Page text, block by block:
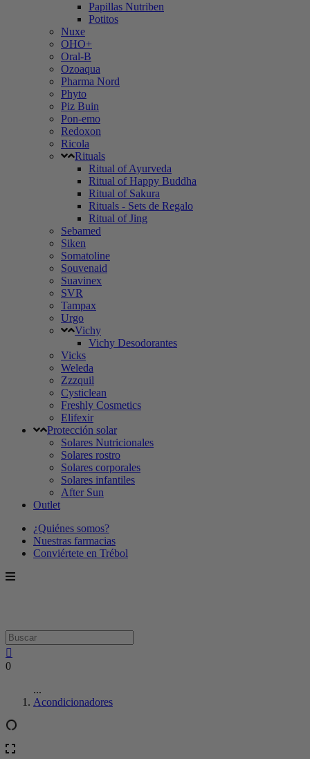
Papillas Nutriben
Potitos
Nuxe
OHO+
Oral-B
Ozoaqua
Pharma Nord
Phyto
Piz Buin
Pon-emo
Redoxon
Ricola
Rituals
Ritual of Ayurveda
Ritual of Happy Buddha
Ritual of Sakura
Rituals - Sets de Regalo
Ritual of Jing
Sebamed
Siken
Somatoline
Souvenaid
Suavinex
SVR
Tampax
Urgo
Vichy
Vichy Desodorantes
Vicks
Weleda
Zzzquil
Cysticlean
Freshly Cosmetics
Elifexir
Protección solar
Solares Nutricionales
Solares rostro
Solares corporales
Solares infantiles
After Sun
Outlet
¿Quiénes somos?
Nuestras farmacias
Conviértete en Trébol
0
...
Acondicionadores